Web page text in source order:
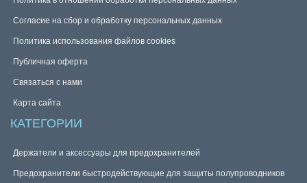
Согласие на сбор и обработку персональных данных
Политика использования файлов cookies
Публичная оферта
Связаться с нами
Карта сайта
КАТЕГОРИИ
Держатели и аксессуары для предохранителей
Предохранители быстродействующие для защиты полупроводников